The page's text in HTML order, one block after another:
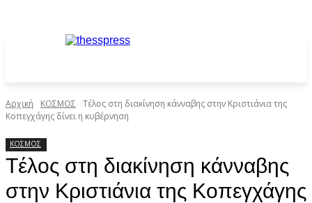
Αρχική ΚΟΣΜΟΣ
Tέλος στη διακίνηση κάνναβης στην Κριστιάνια της
Κοπεγχάγης δίνει η κυβέρνηση
ΚΟΣΜΟΣ
Tέλος στη διακίνηση κάνναβης
στην Κριστιάνια της Κοπεγχάγης